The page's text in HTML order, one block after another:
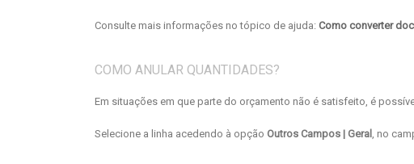
Consulte mais informações no tópico de ajuda: Como converter
COMO ANULAR QUANTIDADES?
Em situações em que parte do orçamento não é satisfeito, é
Selecione a linha acedendo à opção Outros Campos | Geral , no